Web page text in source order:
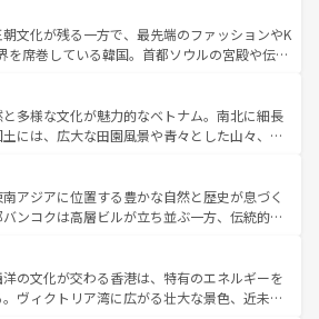
てほしい。 なお、新着のハワイ情報
一覧を参照してほしい。
ィビティも充実しており、サーフィンやダイ
キングなど、アウトドア好きにはたまらな
ラリアの多彩な魅力を存分に味わいつくそ
い。
な山岳地帯である台湾東部など、都市の喧騒
さが共存しており、訪れる人に新しい発見と
してくれる。また、奥深い台湾の食文化も魅
評判のスイーツなど、バラエティ豊かな料理
が味わえる。 なお、新着の台湾情報は コンテンツ一覧を参
。
文化が残る一方で、最先端のファッションやK
を席巻している韓国。首都ソウルの宮殿や伝統
を延ばせば四季折々の自然美を楽しむことが
て、キムチや焼肉、絶品のストリートフード
ざまな韓国料理が待っている。夜には、韓国な
れながら、韓国の多彩な魅力を心ゆくまで味
わってみてほしい。 なお、新着の韓国情報はコンテンツ一
ほしい。
多様な文化が魅力的なベトナム。南北に細長
土には、広大な田園風景や青々とした山々、世
共に伝統が息づく。ハノイの古い町並みやホ
フランス統治時代の建物も、独特の雰囲気を
る。また、バラエティの豊かさとおいしさで
やバインミー、ベトナムコーヒーなどは、ぜ
いたい。どの地域を訪れてもあたたかい人々
えてくれるので、きっと忘れられない旅にな
アジアに位置する豊かな自然と歴史が息づく
ンコクは高層ビルが立ち並ぶ一方、伝統的な
している。北部ではチェンマイなどの山岳地
れ合い、南部ではプーケットやクラビの美し
ゾート気分を楽しむことができる。タイ料理
の文化が交わる香港は、特有のエネルギーを
ヴィクトリア湾に広がる壮大な景色、近未来